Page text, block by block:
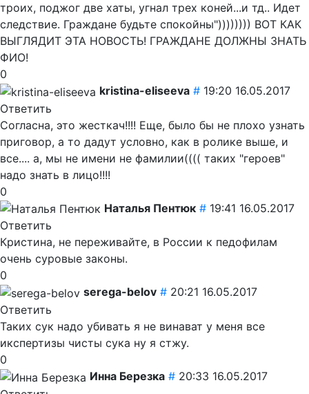
троих, поджог две хаты, угнал трех коней...и тд.. Идет
следствие. Граждане будьте спокойны")))))))) ВОТ КАК
ВЫГЛЯДИТ ЭТА НОВОСТЬ! ГРАЖДАНЕ ДОЛЖНЫ ЗНАТЬ
ФИО!
0
kristina-eliseeva # 19:20 16.05.2017
Ответить
Согласна, это жесткач!!!! Еще, было бы не плохо узнать
приговор, а то дадут условно, как в ролике выше, и
все.... а, мы не имени не фамилии(((( таких "героев"
надо знать в лицо!!!!
0
Наталья Пентюк # 19:41 16.05.2017
Ответить
Кристина, не переживайте, в России к педофилам
очень суровые законы.
0
serega-belov # 20:21 16.05.2017
Ответить
Таких сук надо убивать я не винават у меня все
икспертизы чисты сука ну я стжу.
0
Инна Березка # 20:33 16.05.2017